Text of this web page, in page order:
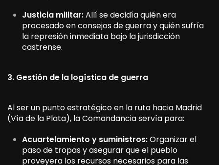
Justicia militar:Allí se decidía quién era
procesado en consejos de guerra y quién sufría
la represión inmediata bajo la jurisdicción
castrense.
3. Gestión de la logística de guerra
Al ser un punto estratégico en la ruta hacia Madrid
(Vía de la Plata), la Comandancia servía para:
Acuartelamiento y suministros:Organizar el
paso de tropas y asegurar que el pueblo
proveyera los recursos necesarios para las